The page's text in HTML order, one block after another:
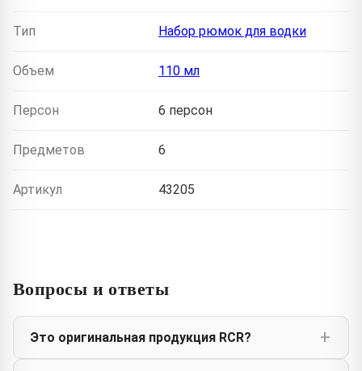
Тип Набор рюмок для водки
Объем 110 мл
Персон 6 персон
Предметов 6
Артикул 43205
Вопросы и ответы
Это оригинальная продукция RCR?